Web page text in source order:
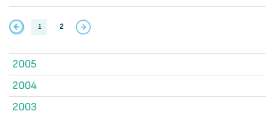
1 2
2005
2004
2003